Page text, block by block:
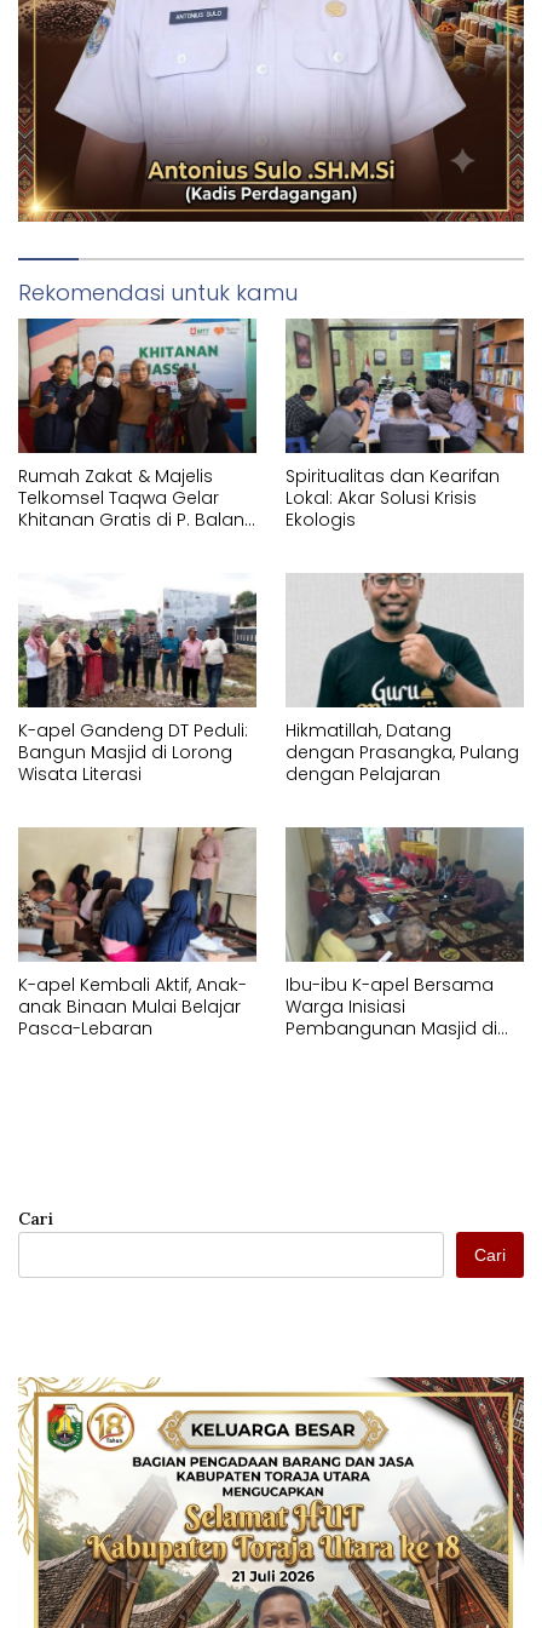
Rekomendasi untuk kamu
Rumah Zakat & Majelis
Telkomsel Taqwa Gelar
Khitanan Gratis di P. Balang
Spiritualitas dan Kearifan
Lokal: Akar Solusi Krisis
Ekologis
K-apel Gandeng DT Peduli:
Bangun Masjid di Lorong
Wisata Literasi
Hikmatillah, Datang
dengan Prasangka, Pulang
dengan Pelajaran
K-apel Kembali Aktif, Anak-
anak Binaan Mulai Belajar
Pasca-Lebaran
Ibu-ibu K-apel Bersama
Warga Inisiasi
Pembangunan Masjid di
Cari
Cari